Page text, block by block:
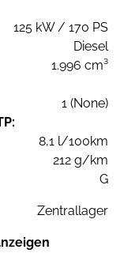
125 kW / 170 PS
Diesel
1.996 cm³
1 (None)
8,1 l/100km
212 g/km
G
Zentrallager